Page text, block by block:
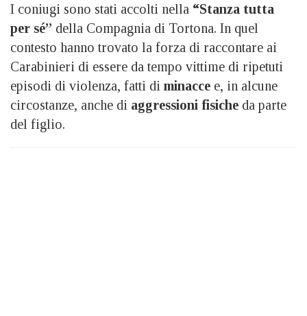
I coniugi sono stati accolti nella “Stanza tutta
per sé” della Compagnia di Tortona. In quel
contesto hanno trovato la forza di raccontare ai
Carabinieri di essere da tempo vittime di ripetuti
episodi di violenza, fatti di minacce e, in alcune
circostanze, anche di aggressioni fisiche da parte
del figlio.